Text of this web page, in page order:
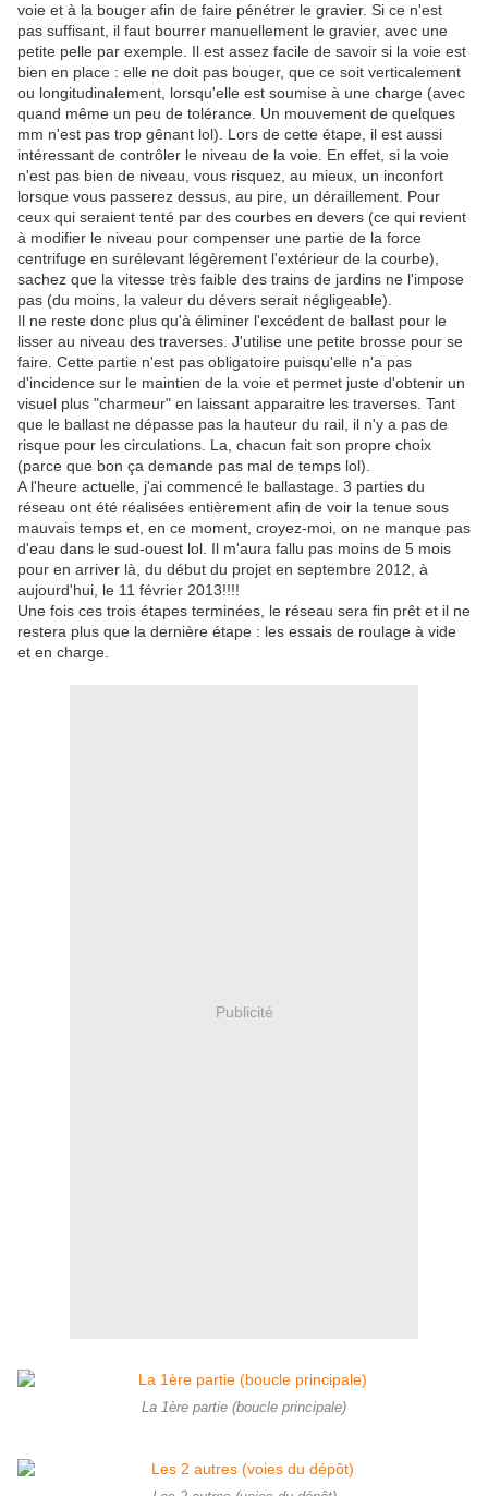
voie et à la bouger afin de faire pénétrer le gravier. Si ce n'est
pas suffisant, il faut bourrer manuellement le gravier, avec une
petite pelle par exemple. Il est assez facile de savoir si la voie est
bien en place : elle ne doit pas bouger, que ce soit verticalement
ou longitudinalement, lorsqu'elle est soumise à une charge (avec
quand même un peu de tolérance. Un mouvement de quelques
mm n'est pas trop gênant lol). Lors de cette étape, il est aussi
intéressant de contrôler le niveau de la voie. En effet, si la voie
n'est pas bien de niveau, vous risquez, au mieux, un inconfort
lorsque vous passerez dessus, au pire, un déraillement. Pour
ceux qui seraient tenté par des courbes en devers (ce qui revient
à modifier le niveau pour compenser une partie de la force
centrifuge en surélevant légèrement l'extérieur de la courbe),
sachez que la vitesse très faible des trains de jardins ne l'impose
pas (du moins, la valeur du dévers serait négligeable).
Il ne reste donc plus qu'à éliminer l'excédent de ballast pour le
lisser au niveau des traverses. J'utilise une petite brosse pour se
faire. Cette partie n'est pas obligatoire puisqu'elle n'a pas
d'incidence sur le maintien de la voie et permet juste d'obtenir un
visuel plus "charmeur" en laissant apparaitre les traverses. Tant
que le ballast ne dépasse pas la hauteur du rail, il n'y a pas de
risque pour les circulations. La, chacun fait son propre choix
(parce que bon ça demande pas mal de temps lol).
A l'heure actuelle, j'ai commencé le ballastage. 3 parties du
réseau ont été réalisées entièrement afin de voir la tenue sous
mauvais temps et, en ce moment, croyez-moi, on ne manque pas
d'eau dans le sud-ouest lol. Il m'aura fallu pas moins de 5 mois
pour en arriver là, du début du projet en septembre 2012, à
aujourd'hui, le 11 février 2013!!!!
Une fois ces trois étapes terminées, le réseau sera fin prêt et il ne
restera plus que la dernière étape : les essais de roulage à vide
et en charge.
Publicité
La 1ère partie (boucle principale)